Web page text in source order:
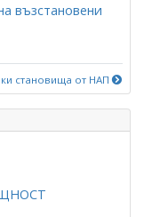
възстановени
становища от НАП